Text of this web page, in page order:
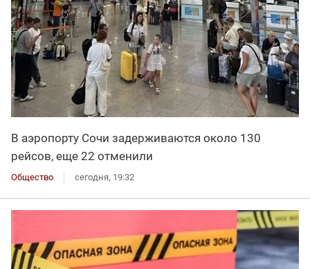
В аэропорту Сочи задерживаются около 130
рейсов, еще 22 отменили
Общество сегодня, 19:32